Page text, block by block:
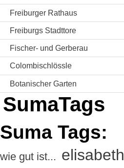
Freiburger Rathaus
Freiburgs Stadttore
Fischer- und Gerberau
Colombischlössle
Botanischer Garten
SumaTags
Suma Tags:
wie gut ist... elisabeth